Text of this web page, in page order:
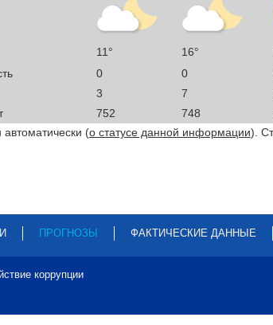
11° 16°
0 0
3 7
752 748
автоматически (о статусе данной информации).
ПРОГНОЗЫ ФАКТИЧЕСКИЕ ДАННЫЕ
коррупции